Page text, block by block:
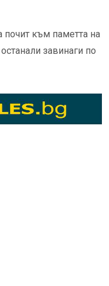
почит към паметта на
завинаги по